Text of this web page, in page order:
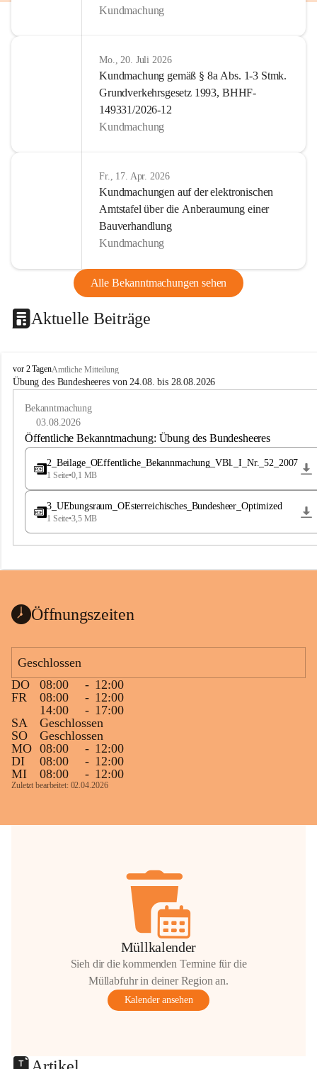
Kundmachung
Mo., 20. Juli 2026
Kundmachung gemäß § 8a Abs. 1-3 Stmk.
Grundverkehrsgesetz 1993, BHHF-
149331/2026-12
Kundmachung
Fr., 17. Apr. 2026
Kundmachungen auf der elektronischen
Amtstafel über die Anberaumung einer
Bauverhandlung
Kundmachung
Alle Bekanntmachungen sehen
Aktuelle Beiträge
B
u
e
a
vor 2 TagenAmtliche Mitteilung
Übung des Bundesheeres von 24.08. bis 28.08.2026
Bekanntmachung
03.08.2026
Öffentliche Bekanntmachung: Übung des Bundesheeres
2_Beilage_OEffentliche_Bekannmachung_VBl._I_Nr._52_2007
1 Seite•0,1 MB
3_UEbungsraum_OEsterreichisches_Bundesheer_Optimized
1 Seite•3,5 MB
Öffnungszeiten
Geschlossen
DO
08:00 - 12:00
FR
08:00 - 12:00
14:00
- 17:00
SA
Geschlossen
SO
Geschlossen
MO 08:00 - 12:00
DI
08:00 - 12:00
MI
08:00 - 12:00
Zuletzt bearbeitet: 02.04.2026
Müllkalender
Sieh dir die kommenden Termine für die
Müllabfuhr in deiner Region an.
Kalender ansehen